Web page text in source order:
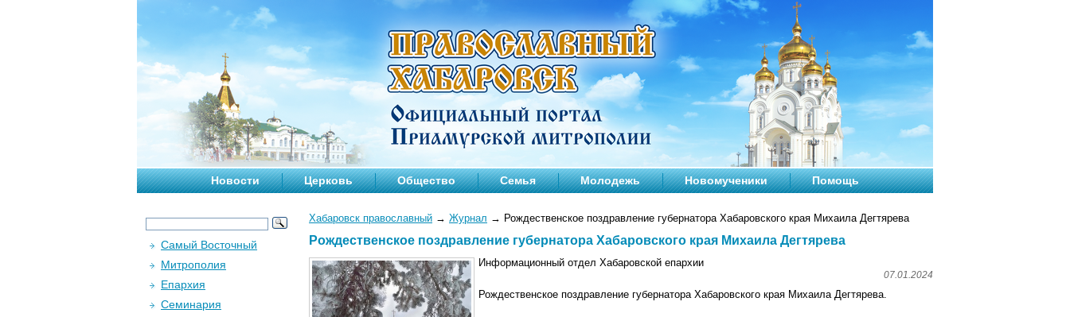
Новости Церковь Общество Семья Молодежь Новомученики Помощь
Хабаровск православный → Журнал → Рождественское поздравление губернатора Хабаровского края Михаила Дегтярева
Рождественское поздравление губернатора Хабаровского края Михаила Дегтярева
Информационный отдел Хабаровской епархии
07.01.2024
Рождественское поздравление губернатора Хабаровского края Михаила Дегтярева.
Самый Восточный
Митрополия
Епархия
Семинария